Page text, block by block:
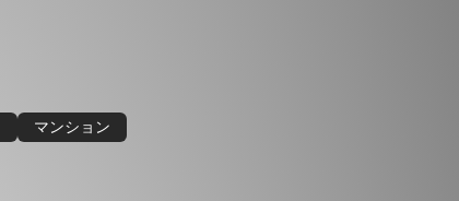
マンション